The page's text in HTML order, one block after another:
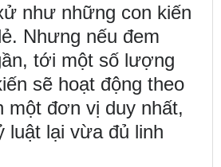
như những con kiến
Nhưng nếu đem
tới một số lượng
sẽ hoạt động theo
một đơn vị duy nhất,
luật lại vừa đủ linh